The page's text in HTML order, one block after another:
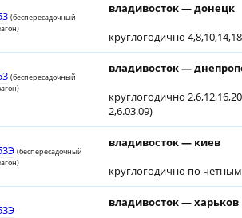
(беспересадочный
владивосток — донецк
круглогодично
(беспересадочный
владивосток —
круглогодично
2,6.03.09)
(беспересадочный
владивосток — киев
круглогодично по четным
владивосток — харьков